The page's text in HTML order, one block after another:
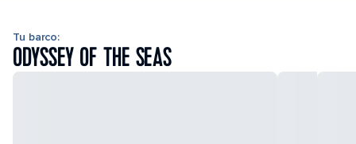
Tu barco:
ODYSSEY OF THE SEAS